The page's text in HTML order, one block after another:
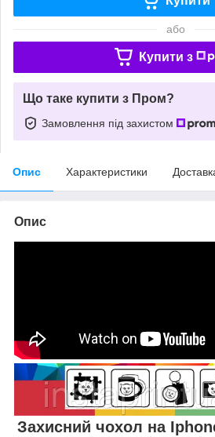
або
Купити з
Що таке купити з Пром?
Замовлення під захистом
Опис Характеристики
Опис
Захисний чохол на